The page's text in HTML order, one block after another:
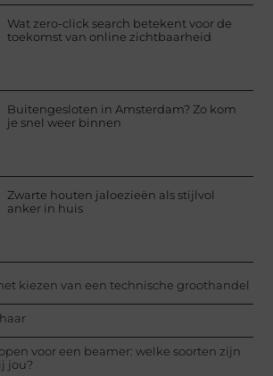
Wat zero-click search betekent voor de
toekomst van online zichtbaarheid
Buitengesloten in Amsterdam? Zo kom
je snel weer binnen
Zwarte houten jaloezieën als stijlvol
anker in huis
kiezen van een technische groothandel
voor een beamer: welke soorten zijn
jou?